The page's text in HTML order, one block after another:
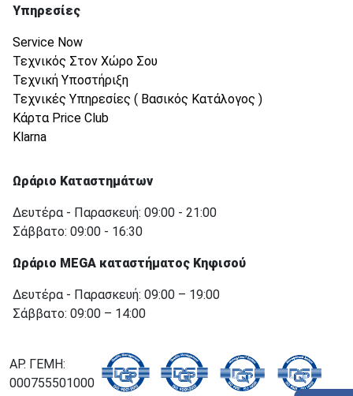
Υπηρεσίες
Service Now
Τεχνικός Στον Χώρο Σου
Τεχνική Υποστήριξη
Τεχνικές Υπηρεσίες ( Βασικός Κατάλογος )
Κάρτα Price Club
Klarna
Ωράριο Καταστημάτων
Δευτέρα - Παρασκευή: 09:00 - 21:00
Σάββατο: 09:00 - 16:30
Ωράριο MEGA καταστήματος Κηφισού
Δευτέρα - Παρασκευή: 09:00 – 19:00
Σάββατο: 09:00 – 14:00
ΑΡ. ΓΕΜΗ:
000755501000